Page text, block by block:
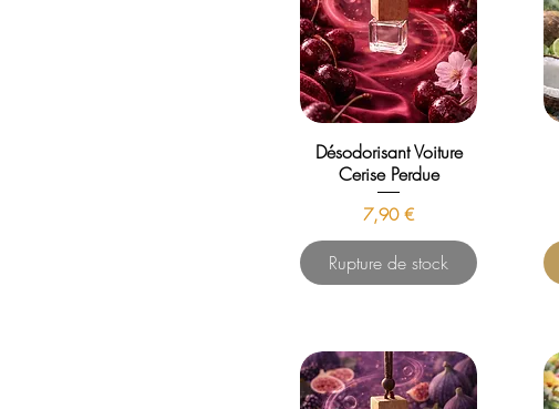
Désodorisant Voiture
Cerise Perdue
Prix
7,90 €
Rupture de stock